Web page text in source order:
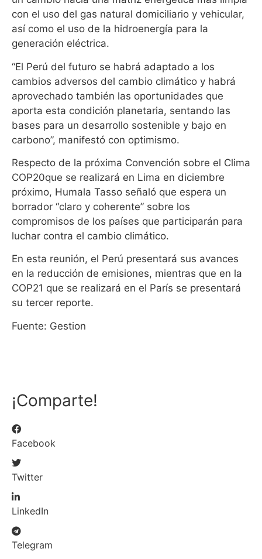
con el uso del gas natural domiciliario y vehicular,
así como el uso de la hidroenergía para la
generación eléctrica.
“El Perú del futuro se habrá adaptado a los
cambios adversos del cambio climático y habrá
aprovechado también las oportunidades que
aporta esta condición planetaria, sentando las
bases para un desarrollo sostenible y bajo en
carbono”, manifestó con optimismo.
Respecto de la próxima Convención sobre el Clima
COP20que se realizará en Lima en diciembre
próximo, Humala Tasso señaló que espera un
borrador “claro y coherente” sobre los
compromisos de los países que participarán para
luchar contra el cambio climático.
En esta reunión, el Perú presentará sus avances
en la reducción de emisiones, mientras que en la
COP21 que se realizará en el París se presentará
su tercer reporte.
Fuente: Gestion
¡Comparte!
Facebook
Twitter
LinkedIn
Telegram